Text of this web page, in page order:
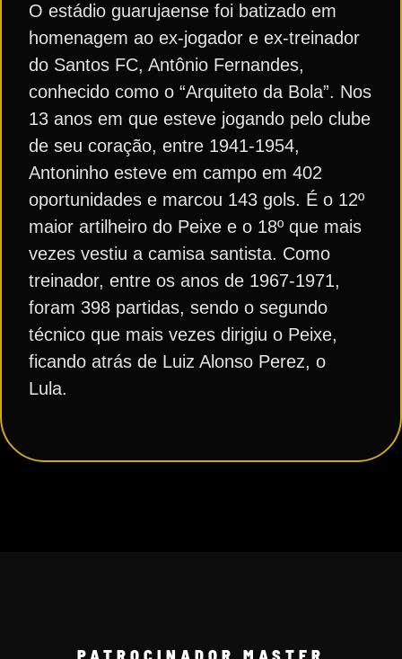
O estádio guarujaense foi batizado em
homenagem ao ex-jogador e ex-treinador
do Santos FC, Antônio Fernandes,
conhecido como o “Arquiteto da Bola”. Nos
13 anos em que esteve jogando pelo clube
de seu coração, entre 1941-1954,
Antoninho esteve em campo em 402
oportunidades e marcou 143 gols. É o 12º
maior artilheiro do Peixe e o 18º que mais
vezes vestiu a camisa santista. Como
treinador, entre os anos de 1967-1971,
foram 398 partidas, sendo o segundo
técnico que mais vezes dirigiu o Peixe,
ficando atrás de Luiz Alonso Perez, o
Lula.